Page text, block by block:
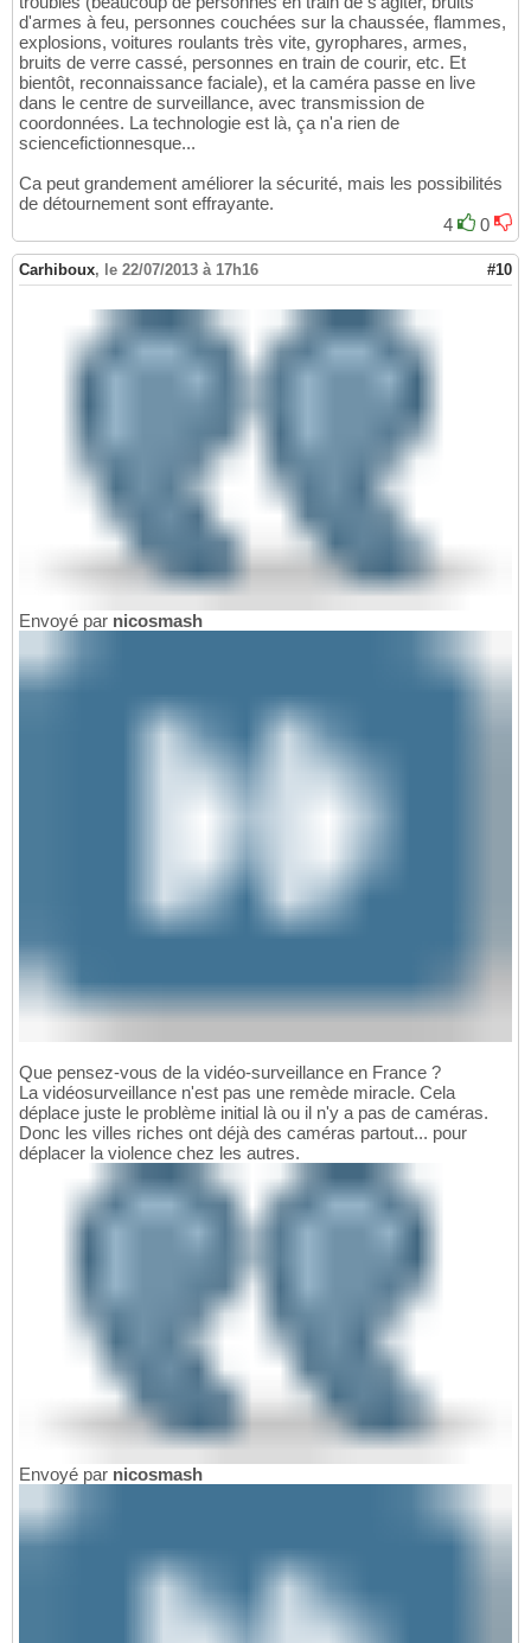
d'armes à feu, personnes couchées sur la chaussée, flammes,
explosions, voitures roulants très vite, gyrophares, armes,
bruits de verre cassé, personnes en train de courir, etc. Et
bientôt, reconnaissance faciale), et la caméra passe en live
dans le centre de surveillance, avec transmission de
coordonnées. La technologie est là, ça n'a rien de
sciencefictionnesque...
Ca peut grandement améliorer la sécurité, mais les possibilités
de détournement sont effrayante.
4
0
Carhiboux, le 22/07/2013 à 17h16 #10
Envoyé par nicosmash
Que pensez-vous de la vidéo-surveillance en France ?
La vidéosurveillance n'est pas une remède miracle. Cela
déplace juste le problème initial là ou il n'y a pas de caméras.
Donc les villes riches ont déjà des caméras partout... pour
déplacer la violence chez les autres.
Envoyé par nicosmash